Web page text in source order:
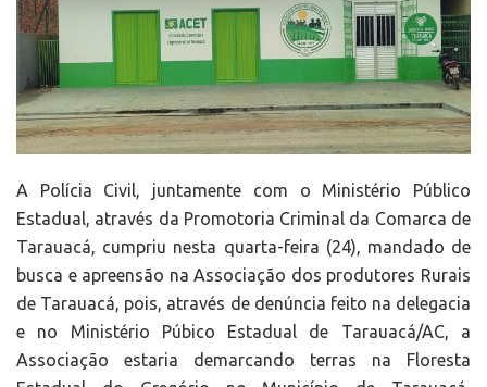
A Polícia Civil, juntamente com o Ministério Público
Estadual, através da Promotoria Criminal da Comarca de
Tarauacá, cumpriu nesta quarta-feira (24), mandado de
busca e apreensão na Associação dos produtores Rurais
de Tarauacá, pois, através de denúncia feito na delegacia
e no Ministério Púbico Estadual de Tarauacá/AC, a
Associação estaria demarcando terras na Floresta